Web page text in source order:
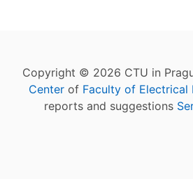
Copyright © 2026 CTU in
Center of Faculty of Electrical
reports and suggestions